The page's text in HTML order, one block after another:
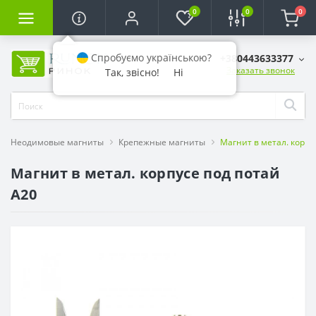
0 0 0
+380443633377
Заказать звонок
Неодимовые магниты Крепежные магниты Магнит в метал.
Магнит в метал. корпусе под потай
A20
Спробуємо українською?
Так, звісно!
Ні